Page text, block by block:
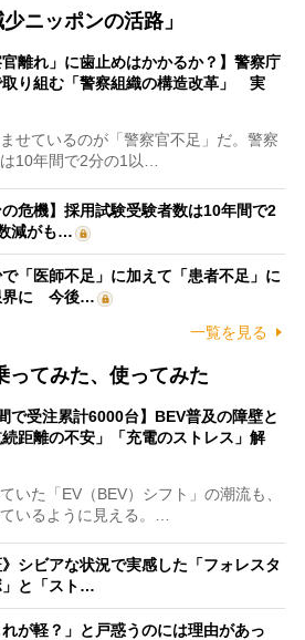
ニッポンの活路」
官離れ」に歯止めはかかるか？】警察庁
取り組む「警察組織の構造改革」 実
せているのが「警察官不足」だ。警察
10年間で2分の1以…
の危機】採用試験受験者数は10年間で2
減がも…
で「医師不足」に加えて「患者不足」に
界に 今後…
一覧を見る
ってみた、使ってみた
で受注累計6000台】BEV普及の障壁と
距離の不安」「充電のストレス」解
いた「EV（BEV）シフト」の潮流も、
いるように見える。…
》シビアな状況で実感した「フォレスタ
と「スト…
が軽？」と戸惑うのには理由があっ